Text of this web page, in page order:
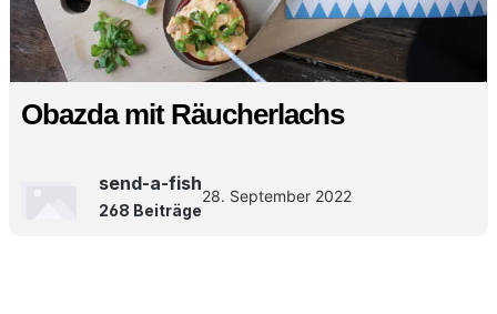
Obazda mit Räucherlachs
send-a-fish
268 Beiträge
28. September 2022